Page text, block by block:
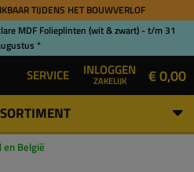
TIJDENS HET BOUWVERLOF
MDF Folieplinten (wit & zwart) - t/m 31
*
SERVICE INLOGGEN
ZAKELIJK € 0,00
en België